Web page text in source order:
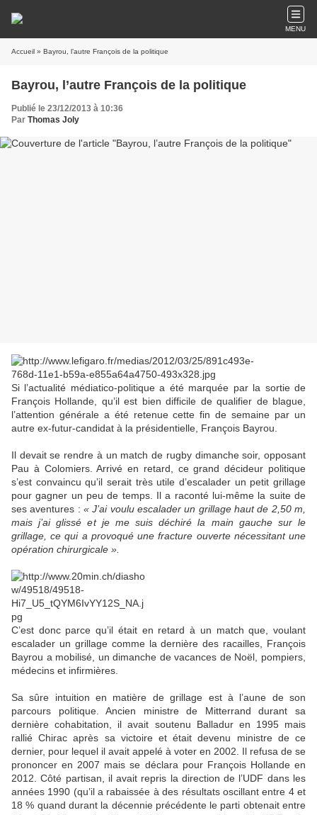
MENU
Accueil » Bayrou, l’autre François de la politique
Bayrou, l’autre François de la politique
Publié le 23/12/2013 à 10:36
Par Thomas Joly
Si l’actualité médiatico-politique a été marquée par la sortie de
François Hollande, qu’il est bien difficile de qualifier de blague,
l’attention générale a été retenue cette fin de semaine par un
autre ex-futur-candidat à la présidentielle, François Bayrou.
Il devait se rendre à un match de rugby dimanche soir, opposant
Pau à Colomiers. Arrivé en retard, ce grand décideur politique
s’est convaincu qu’il serait très utile d’escalader un petit grillage
pour gagner un peu de temps. Il a raconté lui-même la suite de
ses aventures : « J’ai voulu escalader un grillage haut de 2,50 m,
mais j’ai glissé et je me suis déchiré la main gauche sur le
grillage, ce qui a provoqué une fracture ouverte nécessitant une
opération chirurgicale ».
C’est donc parce qu’il était en retard à un match que, voulant
escalader un grillage comme la dernière des racailles, François
Bayrou a mobilisé, un dimanche de vacances de Noël, pompiers,
médecins et infirmières.
Sa sûre intuition en matière de grillage est à l’aune de son
parcours politique. Ancien ministre de Mitterrand durant sa
dernière cohabitation, il avait soutenu Balladur en 1995 mais
rallié Chirac après sa victoire et était devenu ministre de ce
dernier, pour lequel il avait appelé à voter en 2002. Il refusa de se
prononcer en 2007 mais se déclara pour François Hollande en
2012. Côté partisan, il avait repris la direction de l’UDF dans les
années 1990 (qu’il a rabaissée à des résultats oscillant entre 4 et
18 % quand durant la décennie précédente le parti obtenait entre